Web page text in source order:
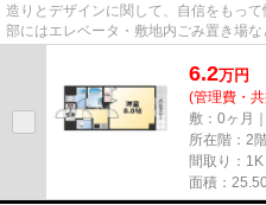
造りとデザインに関して、自信をもっ
部にはエレベータ・敷地内ごみ置き場
6.2万円
(管理費・
敷：0ヶ月
所在階：2
間取り：1K
面積：